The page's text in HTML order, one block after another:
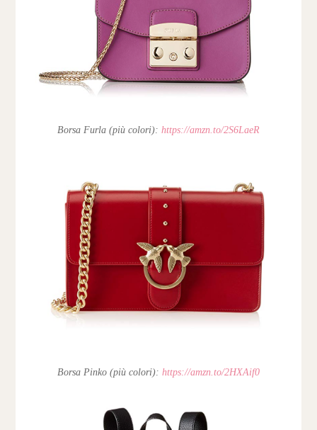
Borsa Furla (più colori): https://amzn.to/2S6LaeR
Borsa Pinko (più colori): https://amzn.to/2HXAif0